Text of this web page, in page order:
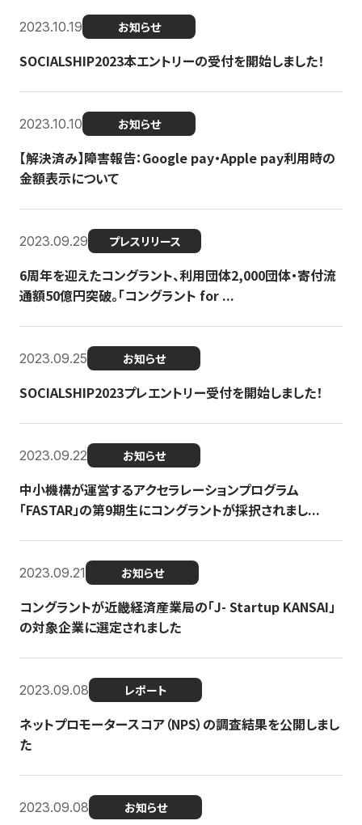
2023.10.19 お知らせ
SOCIALSHIP2023本エントリーの受付を開始しました！
2023.10.10 お知らせ
【解決済み】障害報告：Google pay・Apple pay利用時の
金額表示について
2023.09.29 プレスリリース
6周年を迎えたコングラント、利用団体2,000団体・寄付流
通額50億円突破。「コングラント for ...
2023.09.25 お知らせ
SOCIALSHIP2023プレエントリー受付を開始しました！
2023.09.22 お知らせ
中小機構が運営するアクセラレーションプログラム
「FASTAR」の第9期生にコングラントが採択されまし...
2023.09.21 お知らせ
コングラントが近畿経済産業局の「J- Startup KANSAI」
の対象企業に選定されました
2023.09.08 レポート
ネットプロモータースコア（NPS）の調査結果を公開しまし
た
2023.09.08 お知らせ